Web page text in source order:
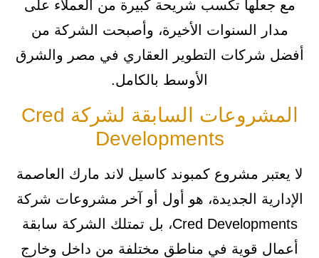
مع جعلها تكسب شريحة كبيرة من العملاء على
مدار السنوات الأخيرة، وأصبحت الشركة من
أفضل شركات التطوير العقاري في مصر والشرق
الأوسط بالكامل.
المشروعات السابقة لشركة Cred
Developments
لا يعتبر مشروع كمبوند كاسيل لاند مارك العاصمة
الإدارية الجديدة، هو أول أو آخر مشروعات شركة
Cred Developments، بل تمتلك الشركة سابقة
أعمال قوية في مناطق مختلفة من داخل وخارج